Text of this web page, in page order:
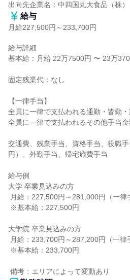
出向先企業名：中四国丸大食品（株
給与
月給227,500円～233,700円
給与詳細
基本給：月給 22万7500円 〜 23万
固定残業代：なし
【一律手当】
全員に一律で支払われる通勤・皆勤
全員に一律で支払われるその他手当金
交通費、残業手当、資格手当、役職
円）、外勤手当、帰宅旅費手当
給与例
大学 卒業見込みの方
大学院 卒業見込みの方
備考：エリアによって変動あり